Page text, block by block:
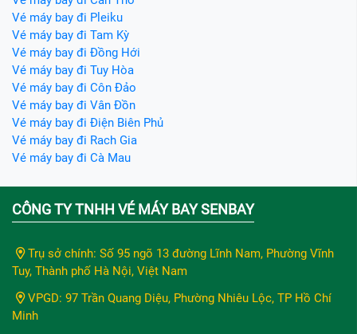
Vé máy bay đi Pleiku
Vé máy bay đi Tam Kỳ
Vé máy bay đi Đồng Hới
Vé máy bay đi Tuy Hòa
Vé máy bay đi Côn Đảo
Vé máy bay đi Vân Đồn
Vé máy bay đi Điện Biên Phủ
Vé máy bay đi Rach Gia
Vé máy bay đi Cà Mau
CÔNG TY TNHH VÉ MÁY BAY SENBAY
Trụ sở chính: Số 95 ngõ 13 đường Lĩnh Nam, Phường Vĩnh
Tuy, Thành phố Hà Nội, Việt Nam
VPGD: 97 Trần Quang Diệu, Phường Nhiêu Lộc, TP Hồ Chí
Minh